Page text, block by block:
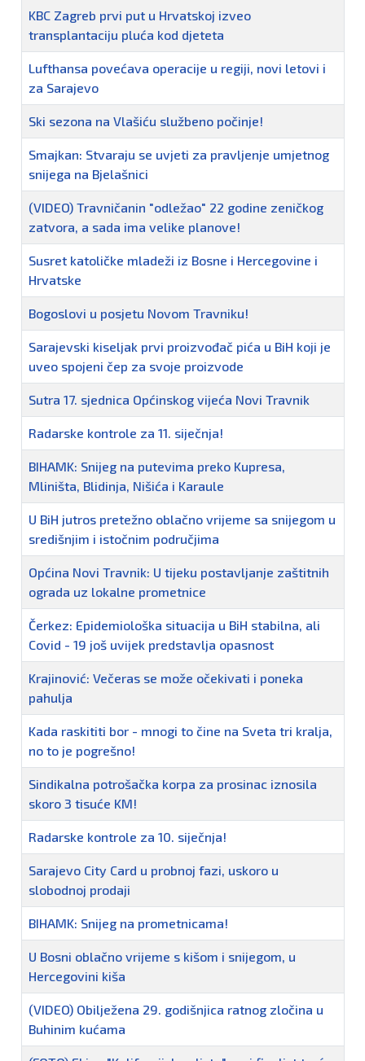
KBC Zagreb prvi put u Hrvatskoj izveo
transplantaciju pluća kod djeteta
Lufthansa povećava operacije u regiji, novi letovi i
za Sarajevo
Ski sezona na Vlašiću službeno počinje!
Smajkan: Stvaraju se uvjeti za pravljenje umjetnog
snijega na Bjelašnici
(VIDEO) Travničanin "odležao" 22 godine zeničkog
zatvora, a sada ima velike planove!
Susret katoličke mladeži iz Bosne i Hercegovine i
Hrvatske
Bogoslovi u posjetu Novom Travniku!
Sarajevski kiseljak prvi proizvođač pića u BiH koji je
uveo spojeni čep za svoje proizvode
Sutra 17. sjednica Općinskog vijeća Novi Travnik
Radarske kontrole za 11. siječnja!
BIHAMK: Snijeg na putevima preko Kupresa,
Mliništa, Blidinja, Nišića i Karaule
U BiH jutros pretežno oblačno vrijeme sa snijegom u
središnjim i istočnim područjima
Općina Novi Travnik: U tijeku postavljanje zaštitnih
ograda uz lokalne prometnice
Čerkez: Epidemiološka situacija u BiH stabilna, ali
Covid - 19 još uvijek predstavlja opasnost
Krajinović: Večeras se može očekivati i poneka
pahulja
Kada raskititi bor - mnogi to čine na Sveta tri kralja,
no to je pogrešno!
Sindikalna potrošačka korpa za prosinac iznosila
skoro 3 tisuće KM!
Radarske kontrole za 10. siječnja!
Sarajevo City Card u probnoj fazi, uskoro u
slobodnoj prodaji
BIHAMK: Snijeg na prometnicama!
U Bosni oblačno vrijeme s kišom i snijegom, u
Hercegovini kiša
(VIDEO) Obilježena 29. godišnjica ratnog zločina u
Buhinim kućama